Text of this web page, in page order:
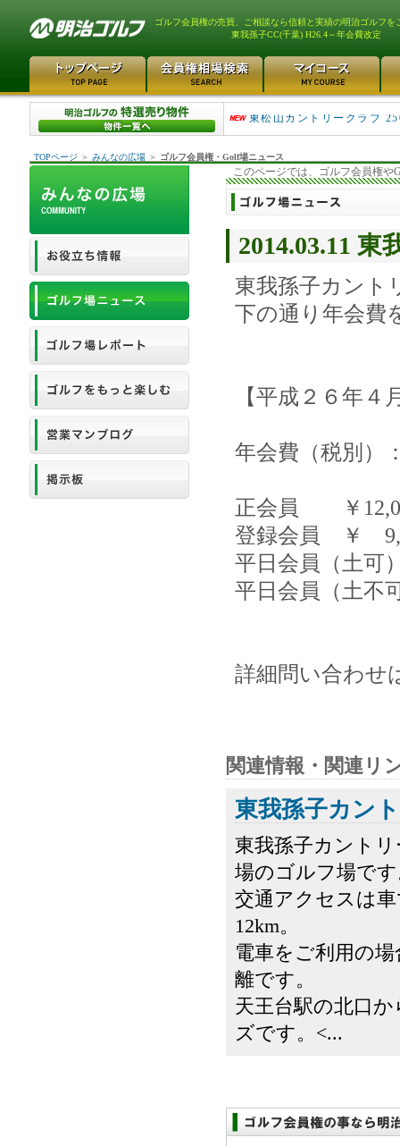
ゴルフ会員権の売買、ご相談なら信頼と実績の明治ゴルフを
東我孫子CC(千葉) H26.4～年会費改定
平塚富士見カントリーク
東松山カントリークラブ
TOPページ ＞ みんなの広場 ＞ ゴルフ会員権・Golf場ニュース
このページでは、ゴルフ会員権や
2014.03.11 東
東我孫子カント
下の通り年会費
【平成２６年４
年会費（税別）
正会員 ￥
登録会員 ￥
平日会員（土
平日会員（土
詳細問い合わせ
関連情報・関連リ
東我孫子カン
東我孫子カント
場のゴルフ場で
交通アクセスは
12km。
電車をご利用の
離です。
天王台駅の北口
ズです。<...